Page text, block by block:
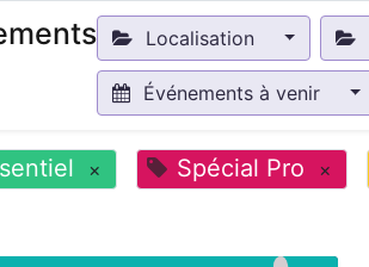
Localisation
Événements à venir
× Spécial Pro ×